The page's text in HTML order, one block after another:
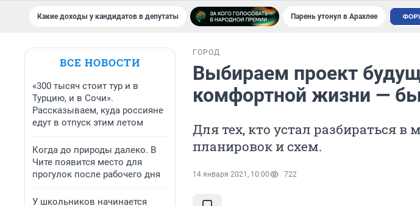
Какие доходы у кандидатов в депутаты Парень утонул в Арахлее
ВСЕ НОВОСТИ
«300 тысяч стоит тур и в
Турцию, и в Сочи».
Рассказываем, куда россияне
едут в отпуск этим летом
Когда до природы далеко. В
Чите появится место для
прогулок после рабочего дня
У школьников начинается
ГОРОД
Выбираем проект
комфортной жизни —
Для тех, кто устал разбираться в
планировок и схем.
14 января 2021, 10:00 722